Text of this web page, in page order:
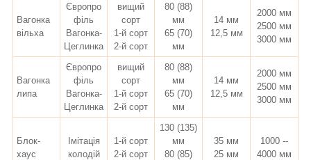
Вагонка
вільха
Європро
філь
Вагонка-
Цеглинка
вищий
сорт
1-й сорт
2-й сорт
80 (88)
мм
65 (70)
мм
14 мм
12,5 мм
2000 мм
2500 мм
3000 мм
Вагонка
липа
Європро
філь
Вагонка-
Цеглинка
вищий
сорт
1-й сорт
2-й сорт
80 (88)
мм
65 (70)
мм
14 мм
12,5 мм
2000 мм
2500 мм
3000 мм
Блок-
хаус
Імітація
колодій
1-й сорт
2-й сорт
130 (135)
мм
80 (85)
35 мм
25 мм
1000 --
4000 мм